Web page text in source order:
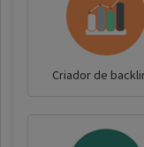
Criador de